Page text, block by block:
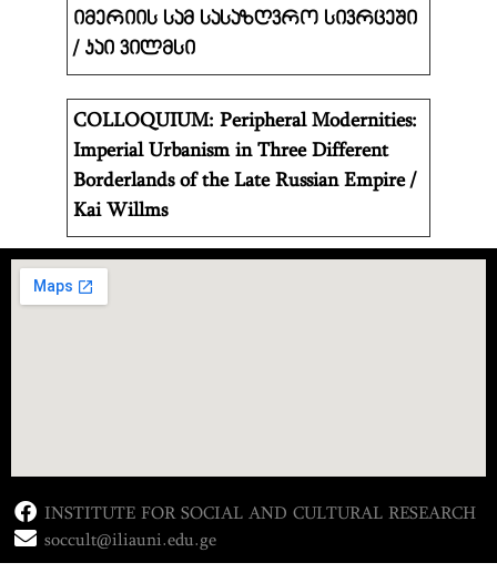
იმერიის სამ სასაზღვრო სივრცეში
/ კაი ვილმსი
COLLOQUIUM: Peripheral Modernities:
Imperial Urbanism in Three Different
Borderlands of the Late Russian Empire /
Kai Willms
INSTITUTE FOR SOCIAL AND CULTURAL RESEARCH
soccult@iliauni.edu.ge